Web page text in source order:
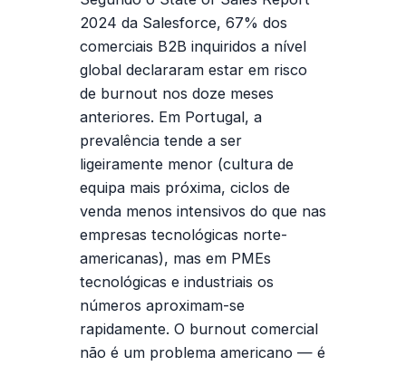
2024 da Salesforce, 67% dos
comerciais B2B inquiridos a nível
global declararam estar em risco
de burnout nos doze meses
anteriores. Em Portugal, a
prevalência tende a ser
ligeiramente menor (cultura de
equipa mais próxima, ciclos de
venda menos intensivos do que nas
empresas tecnológicas norte-
americanas), mas em PMEs
tecnológicas e industriais os
números aproximam-se
rapidamente. O burnout comercial
não é um problema americano — é